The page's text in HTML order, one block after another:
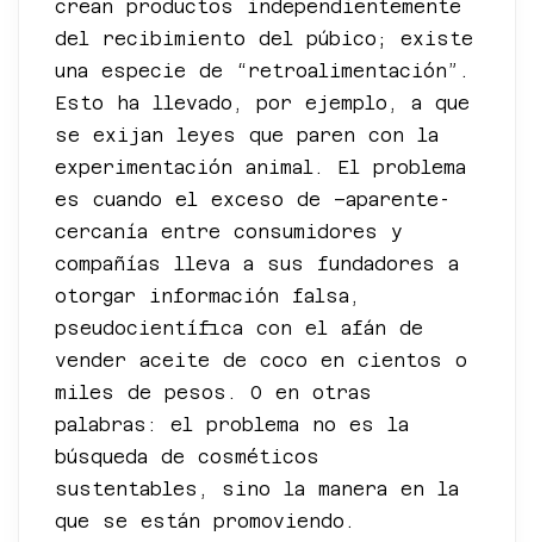
crean productos independientemente
del recibimiento del púbico; existe
una especie de “retroalimentación”.
Esto ha llevado, por ejemplo, a que
se exijan leyes que paren con la
experimentación animal. El problema
es cuando el exceso de –aparente-
cercanía entre consumidores y
compañías lleva a sus fundadores a
otorgar información falsa,
pseudocientífica con el afán de
vender aceite de coco en cientos o
miles de pesos. O en otras
palabras: el problema no es la
búsqueda de cosméticos
sustentables, sino la manera en la
que se están promoviendo.